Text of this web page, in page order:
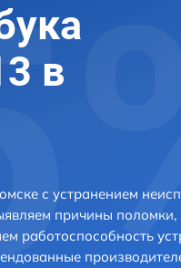
в
с устранением
причины поломки,
работоспособность